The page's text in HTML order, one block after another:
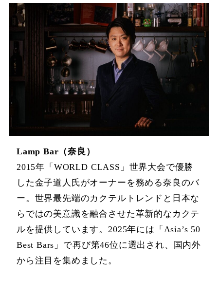
Lamp Bar（奈良）
2015年「WORLD CLASS」世界大会で優勝
した金子道人氏がオーナーを務める奈良のバ
ー。世界最先端のカクテルトレンドと日本な
らではの美意識を融合させた革新的なカクテ
ルを提供しています。2025年には「Asia’s 50
Best Bars」で再び第46位に選出され、国内外
から注目を集めました。